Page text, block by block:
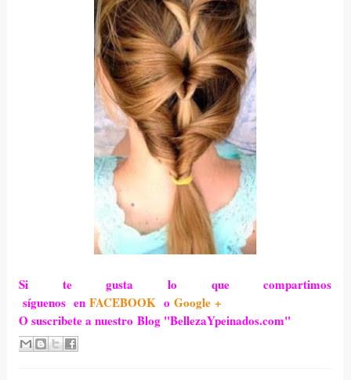
Si te gusta lo que compartimos
síguenos en FACEBOOK o Google +
O suscribete a nuestro Blog "BellezaYpeinados.com"